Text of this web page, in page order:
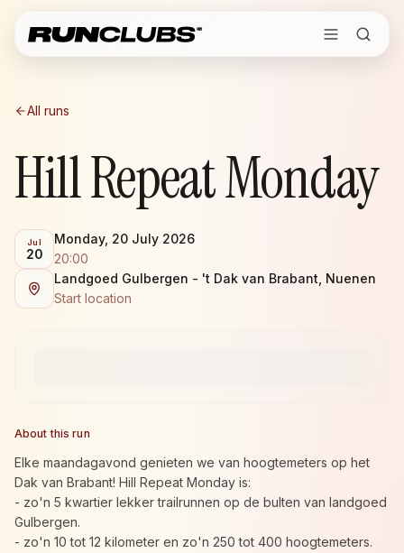
All runs
Hill Repeat Monday
Jul
20
Monday, 20 July 2026
20:00
Landgoed Gulbergen - 't Dak van Brabant, Nuenen
Start location
About this run
Elke maandagavond genieten we van hoogtemeters op het
Dak van Brabant! Hill Repeat Monday is:
- zo'n 5 kwartier lekker trailrunnen op de bulten van landgoed
Gulbergen.
- zo'n 10 tot 12 kilometer en zo'n 250 tot 400 hoogtemeters.